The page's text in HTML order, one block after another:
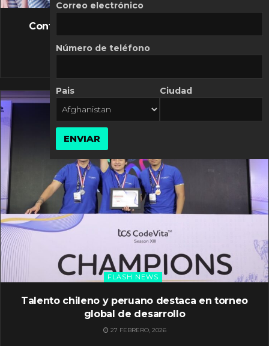
FLASH NEWS
Controversia de Mercado Libre por costos
10 MARZO, 2026
FLASH NEWS
Talento chileno y peruano destaca en torneo
global de desarrollo
27 FEBRERO, 2026
Correo electrónico
Número de teléfono
Pais Ciudad
ENVIAR